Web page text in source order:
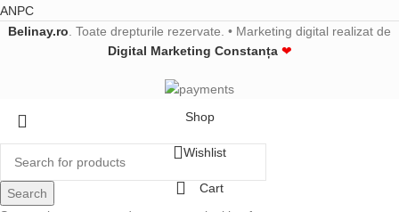
ANPC
Belinay.ro . Toate drepturile rezervate. • Marketing digital realizat de
Digital Marketing Constanța ❤
Search
Shop
Wishlist
Cart